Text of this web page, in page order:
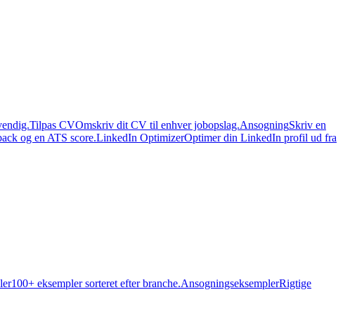
Tilpas CVOmskriv dit CV til enhver jobopslag.AnsogningSkriv en
og en ATS score.LinkedIn OptimizerOptimer din LinkedIn profil ud fra
100+ eksempler sorteret efter branche.AnsogningseksemplerRigtige